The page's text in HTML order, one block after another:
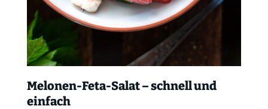
Melonen-Feta-Salat – schnell und
einfach